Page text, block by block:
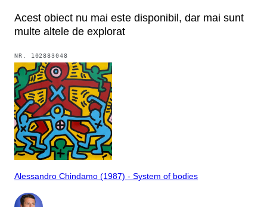
Acest obiect nu mai este disponibil, dar mai sunt
multe altele de explorat
NR. 102883048
Alessandro Chindamo (1987) - System of bodies